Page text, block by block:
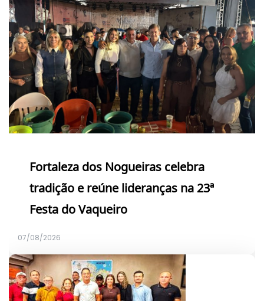
Fortaleza dos Nogueiras celebra
tradição e reúne lideranças na 23ª
Festa do Vaqueiro
07/08/2026